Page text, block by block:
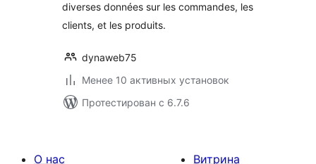
diverses données sur les commandes, les
clients, et les produits.
dynaweb75
Менее 10 активных установок
Протестирован с 6.7.6
О нас
Витрина